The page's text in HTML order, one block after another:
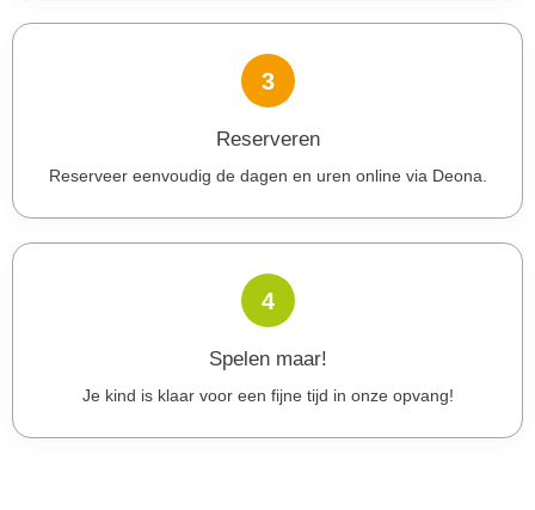
3
Reserveren
Reserveer eenvoudig de dagen en uren online via Deona.
4
Spelen maar!
Je kind is klaar voor een fijne tijd in onze opvang!